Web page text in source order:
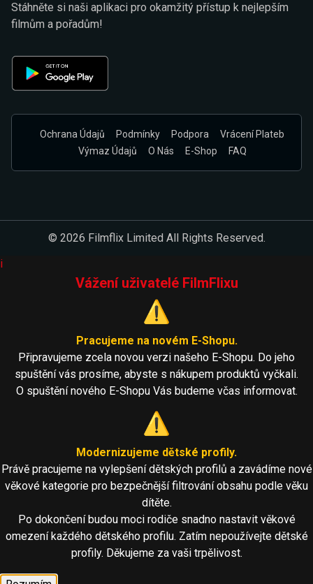
Stáhněte si naši aplikaci pro okamžitý přístup k nejlepším
filmům a pořadům!
Ochrana Údajů Podmínky Podpora
Vrácení Plateb
Výmaz Údajů
O Nás E-Shop FAQ
© 2026 Filmflix Limited All Rights Reserved.
i
Vážení uživatelé FilmFlixu
⚠️
Pracujeme na novém E-Shopu.
Připravujeme zcela novou verzi našeho E-Shopu. Do jeho
spuštění vás prosíme, abyste s nákupem produktů vyčkali.
O spuštění nového E-Shopu Vás budeme včas informovat.
⚠️
Modernizujeme dětské profily.
Právě pracujeme na vylepšení dětských profilů a zavádíme nové
věkové kategorie pro bezpečnější filtrování obsahu podle věku
dítěte.
Po dokončení budou moci rodiče snadno nastavit věkové
omezení každého dětského profilu. Zatím nepoužívejte dětské
profily. Děkujeme za vaši trpělivost.